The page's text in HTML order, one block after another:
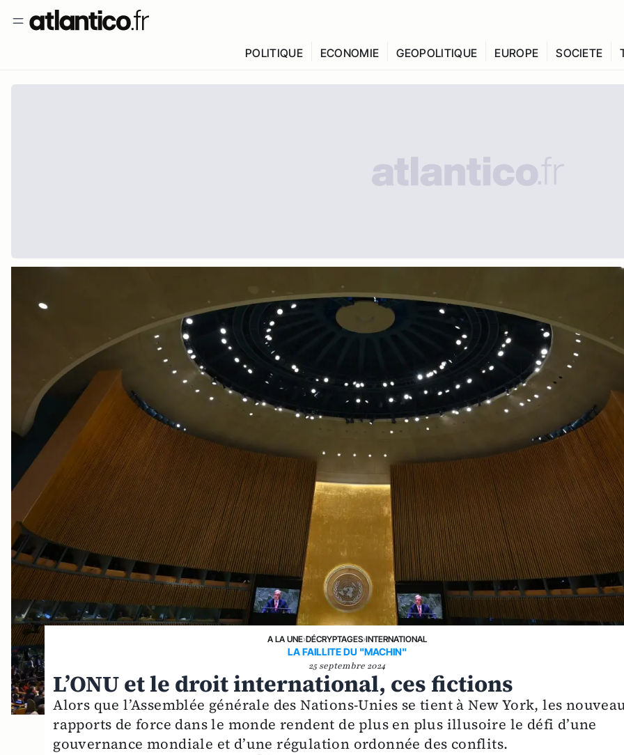
POLITIQUE ECONOMIE GEOPOLITIQUE EUROPE SOCIETE
A LA UNE›DÉCRYPTAGES›INTERNATIONAL
LA FAILLITE DU "MACHIN"
25 septembre 2024
L’ONU et le droit international, ces fictions
Alors que l’Assemblée générale des Nations-Unies se tient à New York, les
rapports de force dans le monde rendent de plus en plus illusoire le défi d’une
gouvernance mondiale et d’une régulation ordonnée des conflits.